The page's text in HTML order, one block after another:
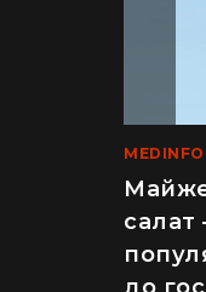
LIFE
Рік
MEDINFO
салат